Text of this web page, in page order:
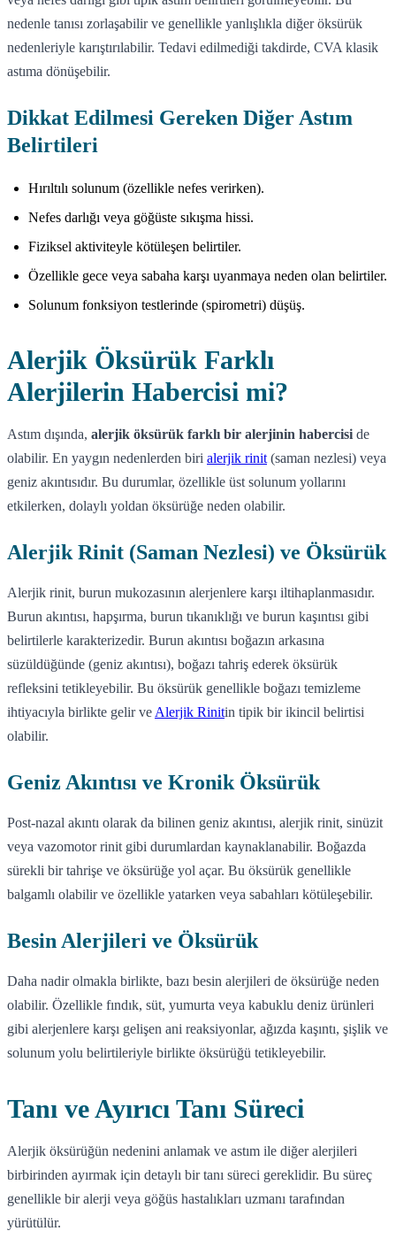
nedenle tanısı zorlaşabilir ve genellikle yanlışlıkla diğer öksürük
nedenleriyle karıştırılabilir. Tedavi edilmediği takdirde, CVA klasik
astıma dönüşebilir.
Dikkat Edilmesi Gereken Diğer Astım
Belirtileri
Hırıltılı solunum (özellikle nefes verirken).
Nefes darlığı veya göğüste sıkışma hissi.
Fiziksel aktiviteyle kötüleşen belirtiler.
Özellikle gece veya sabaha karşı uyanmaya neden olan belirtiler.
Solunum fonksiyon testlerinde (spirometri) düşüş.
Alerjik Öksürük Farklı
Alerjilerin Habercisi mi?
Astım dışında, alerjik öksürük farklı bir alerjinin habercisi de
olabilir. En yaygın nedenlerden biri alerjik rinit (saman nezlesi) veya
geniz akıntısıdır. Bu durumlar, özellikle üst solunum yollarını
etkilerken, dolaylı yoldan öksürüğe neden olabilir.
Alerjik Rinit (Saman Nezlesi) ve Öksürük
Alerjik rinit, burun mukozasının alerjenlere karşı iltihaplanmasıdır.
Burun akıntısı, hapşırma, burun tıkanıklığı ve burun kaşıntısı gibi
belirtilerle karakterizedir. Burun akıntısı boğazın arkasına
süzüldüğünde (geniz akıntısı), boğazı tahriş ederek öksürük
refleksini tetikleyebilir. Bu öksürük genellikle boğazı temizleme
ihtiyacıyla birlikte gelir ve Alerjik Rinitin tipik bir ikincil belirtisi
olabilir.
Geniz Akıntısı ve Kronik Öksürük
Post-nazal akıntı olarak da bilinen geniz akıntısı, alerjik rinit, sinüzit
veya vazomotor rinit gibi durumlardan kaynaklanabilir. Boğazda
sürekli bir tahrişe ve öksürüğe yol açar. Bu öksürük genellikle
balgamlı olabilir ve özellikle yatarken veya sabahları kötüleşebilir.
Besin Alerjileri ve Öksürük
Daha nadir olmakla birlikte, bazı besin alerjileri de öksürüğe neden
olabilir. Özellikle fındık, süt, yumurta veya kabuklu deniz ürünleri
gibi alerjenlere karşı gelişen ani reaksiyonlar, ağızda kaşıntı, şişlik ve
solunum yolu belirtileriyle birlikte öksürüğü tetikleyebilir.
Tanı ve Ayırıcı Tanı Süreci
Alerjik öksürüğün nedenini anlamak ve astım ile diğer alerjileri
birbirinden ayırmak için detaylı bir tanı süreci gereklidir. Bu süreç
genellikle bir alerji veya göğüs hastalıkları uzmanı tarafından
yürütülür.